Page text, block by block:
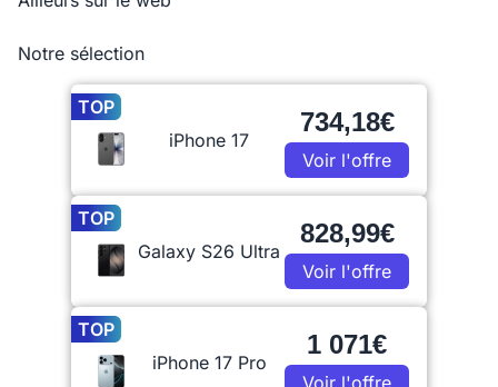
Notre sélection
TOP
iPhone 17
734,18€
Voir l'offre
TOP
Galaxy S26 Ultra
828,99€
Voir l'offre
TOP
iPhone 17 Pro
1 071€